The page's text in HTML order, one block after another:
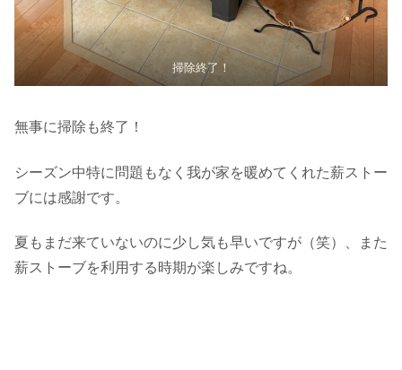
掃除終了！
無事に掃除も終了！
シーズン中特に問題もなく我が家を暖めてくれた薪ストー
ブには感謝です。
夏もまだ来ていないのに少し気も早いですが（笑）、また
薪ストーブを利用する時期が楽しみですね。